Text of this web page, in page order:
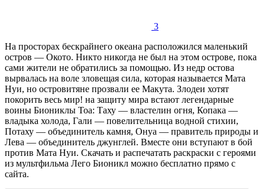
3
На просторах бескрайнего океана расположился маленький
остров — Окото. Никто никогда не был на этом острове, пока
сами жители не обратились за помощью. Из недр остова
вырвалась на воле зловещая сила, которая называется Мата
Нуи, но островитяне прозвали ее Макута. Злодеи хотят
покорить весь мир! на защиту мира встают легендарные
воины Биониклы Тоа: Таху — властелин огня, Копака —
владыка холода, Гали — повелительница водной стихии,
Потаху — объединитель камня, Онуа — правитель природы и
Лева — объединитель джунглей. Вместе они вступают в бой
против Мата Нуи. Скачать и распечатать раскраски с героями
из мультфильма Лего Бионикл можно бесплатно прямо с
сайта.